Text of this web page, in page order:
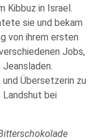
Kibbuz in Israel.
sie und bekam
von ihrem ersten
Jobs,
Übersetzerin zu
bei